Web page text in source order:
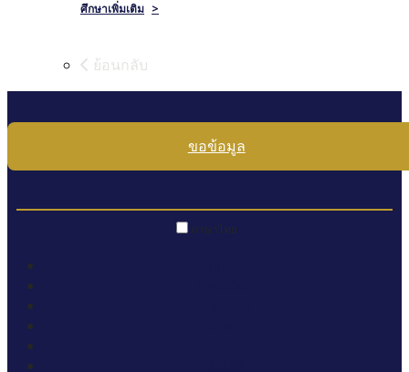
ศึกษาเพิ่มเติม >
ย้อนกลับ
ขอข้อมูล
ภาษาไทย